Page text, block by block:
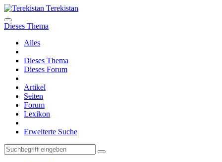
Terekistan
Dieses Thema
Alles
Dieses Thema
Dieses Forum
Artikel
Seiten
Forum
Lexikon
Erweiterte Suche